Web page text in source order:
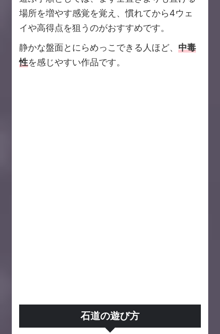
場所を増やす感覚を覚え、慣れてから4ウェ
イや高得点を狙うのがおすすめです。
静かな盤面とにらめっこできる人ほど、 中毒
性を感じやすい作品です。
石道の遊び方